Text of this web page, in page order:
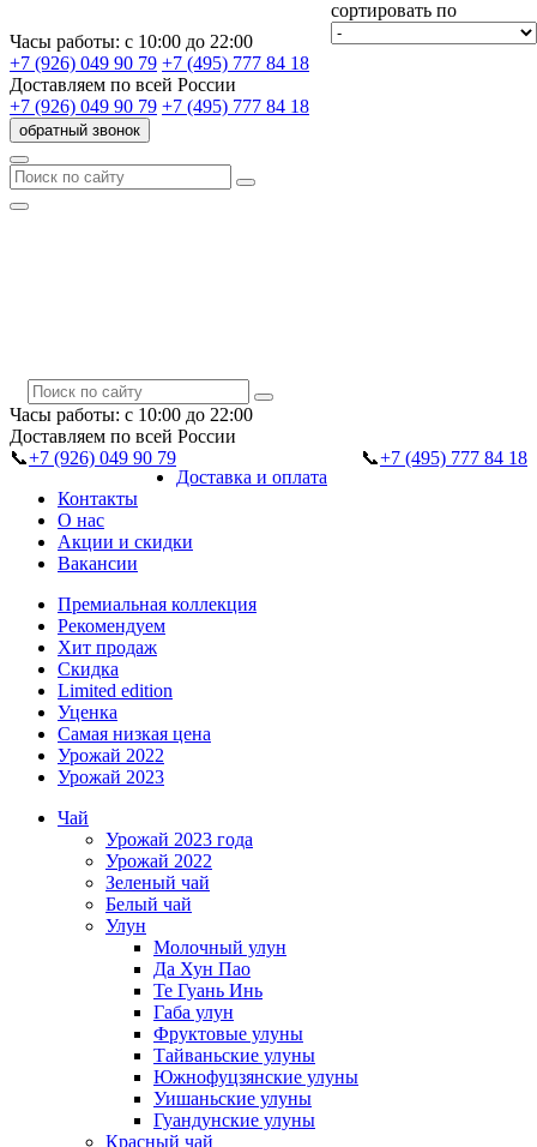
Часы работы: с 10:00 до 22:00
+7 (926) 049 90 79 +7 (495) 777 84 18
Доставляем по всей России
+7 (926) 049 90 79 +7 (495) 777 84 18
обратный звонок
Часы работы: с 10:00 до 22:00
Доставляем по всей России
📞+7 (926) 049 90 79 📞+7 (495) 777 84 18
Доставка и оплата
Контакты
О нас
Акции и скидки
Вакансии
Премиальная коллекция
Рекомендуем
Хит продаж
Скидка
Limited edition
Уценка
Самая низкая цена
Урожай 2022
Урожай 2023
Чай
Урожай 2023 года
Урожай 2022
Зеленый чай
Белый чай
Улун
Молочный улун
Да Хун Пао
Те Гуань Инь
Габа улун
Фруктовые улуны
Тайваньские улуны
Южнофуцзянские улуны
Уишаньские улуны
Гуандунские улуны
Красный чай
сортировать по